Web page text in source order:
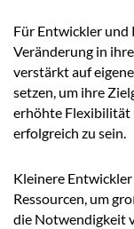
Für Entwickler und
Veränderung in
verstärkt auf
setzen, um ihre
erhöhte Flexibilität
erfolgreich zu sein.
Kleinere
Ressourcen, um
die Notwendigkeit